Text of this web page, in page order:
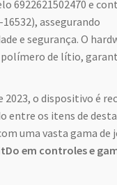
6922621502470 e
assegurando
e segurança. O
de lítio,
o dispositivo é
entre os itens de
uma vasta gama de
em controles e